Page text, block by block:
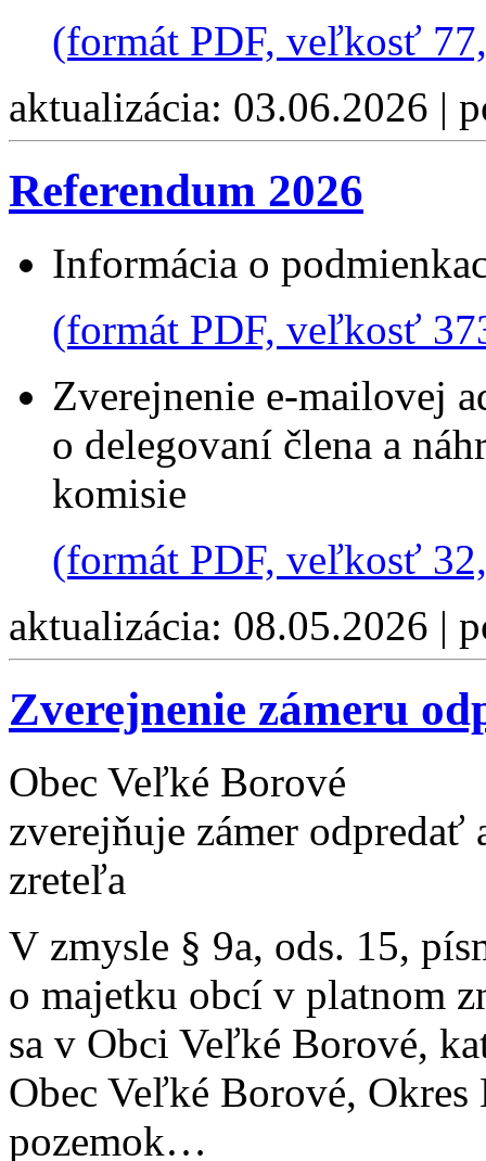
(formát PDF, veľkosť
aktualizácia: 03.06.2026 |
Referendum 2026
Informácia o
(formát PDF, veľkosť
Zverejnenie e-mailovej
o delegovaní člena a
komisie
(formát PDF, veľkosť
aktualizácia: 08.05.2026 |
Zverejnenie zámeru
Obec Veľké Borové
zverejňuje zámer
zreteľa
V zmysle § 9a, ods. 15,
o majetku obcí v platnom
sa v Obci Veľké Borové,
Obec Veľké Borové,
pozemok…